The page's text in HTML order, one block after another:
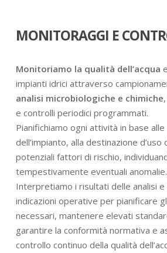
MONITORAGGI E
Monitoriamo la qualità dell’acqua
impianti idrici attraverso
analisi microbiologiche e chimiche
e controlli periodici programmati.
Pianifichiamo ogni attività in base
dell’impianto, alla destinazione
potenziali fattori di rischio,
tempestivamente eventuali anomalie.
Interpretiamo i risultati delle analisi e
indicazioni operative per pianificare
necessari, mantenere elevati
garantire la conformità normativa e
controllo continuo della qualità